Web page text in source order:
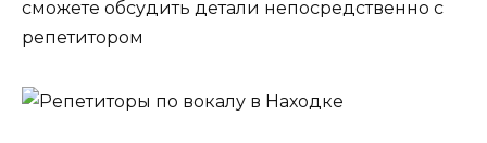
сможете обсудить детали непосредственно с
репетитором